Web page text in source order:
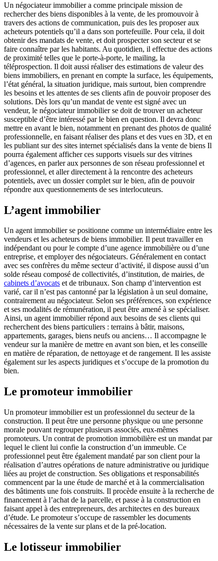
Un négociateur immobilier a comme principale mission de
rechercher des biens disponibles à la vente, de les promouvoir à
travers des actions de communication, puis des les proposer aux
acheteurs potentiels qu’il a dans son portefeuille. Pour cela, il doit
obtenir des mandats de vente, et doit prospecter son secteur et se
faire connaître par les habitants. Au quotidien, il effectue des actions
de proximité telles que le porte-à-porte, le mailing, la
téléprospection. Il doit aussi réaliser des estimations de valeur des
biens immobiliers, en prenant en compte la surface, les équipements,
l’état général, la situation juridique, mais surtout, bien comprendre
les besoins et les attentes de ses clients afin de pouvoir proposer des
solutions. Dès lors qu’un mandat de vente est signé avec un
vendeur, le négociateur immobilier se doit de trouver un acheteur
susceptible d’être intéressé par le bien en question. Il devra donc
mettre en avant le bien, notamment en prenant des photos de qualité
professionnelle, en faisant réaliser des plans et des vues en 3D, et en
les publiant sur des sites internet spécialisés dans la vente de biens Il
pourra également afficher ces supports visuels sur des vitrines
d’agences, en parler aux personnes de son réseau professionnel et
professionnel, et aller directement à la rencontre des acheteurs
potentiels, avec un dossier complet sur le bien, afin de pouvoir
répondre aux questionnements de ses interlocuteurs.
L’agent immobilier
Un agent immobilier se positionne comme un intermédiaire entre les
vendeurs et les acheteurs de biens immobilier. Il peut travailler en
indépendant ou pour le compte d’une agence immobilière ou d’une
entreprise, et employer des négociateurs. Généralement en contact
avec ses confrères du même secteur d’activité, il dispose aussi d’un
solde réseau composé de collectivités, d’institution, de mairies, de
cabinets d’avocats et de tribunaux. Son champ d’intervention est
varié, car il n’est pas cantonné par la législation à un seul domaine,
contrairement au négociateur. Selon ses préférences, son expérience
et ses modalités de rémunération, il peut être amené à se spécialiser.
Ainsi, un agent immobilier répond aux besoins de ses clients qui
recherchent des biens particuliers : terrains à bâtir, maisons,
appartements, garages, biens neufs ou anciens… Il accompagne le
vendeur sur la manière de mettre en avant son bien, et les conseille
en matière de réparation, de nettoyage et de rangement. Il les assiste
également sur les aspects juridiques et s’occupe de la promotion du
bien.
Le promoteur immobilier
Un promoteur immobilier est un professionnel du secteur de la
construction. Il peut être une personne physique ou une personne
morale pouvant regrouper plusieurs associés, eux-mêmes
promoteurs. Un contrat de promotion immobilière est un mandat par
lequel le client lui confie la construction d’un immeuble. Ce
professionnel peut être également mandaté par son client pour la
réalisation d’autres opérations de nature administrative ou juridique
liées au projet de construction. Ses obligations et responsabilités
commencent par la une étude de marché et à la commercialisation
des bâtiments une fois construits. Il procède ensuite à la recherche de
financement à l’achat de la parcelle, et passe à la construction en
faisant appel à des entrepreneurs, des architectes en des bureaux
d’étude. Le promoteur s’occupe de rassembler les documents
nécessaires de la vente sur plans et de la pré-location.
Le lotisseur immobilier